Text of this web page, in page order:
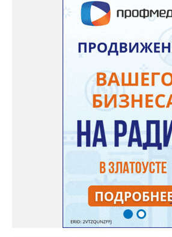
сообщили в региональной прокуратуре.
прокуратурой города будет дана оценка
требований федерального
должностными лицами. При наличии
мер прокурорского реагирования.